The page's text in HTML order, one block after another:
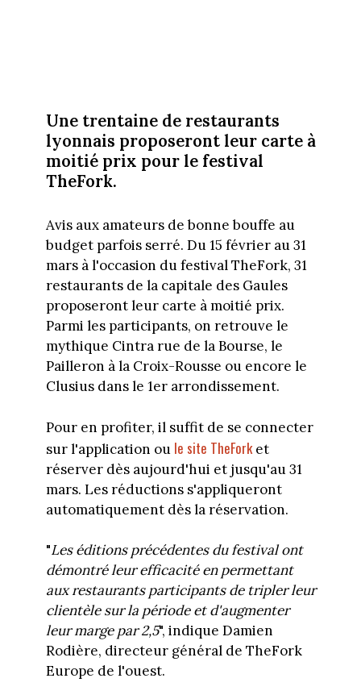
Une trentaine de restaurants
lyonnais proposeront leur carte à
moitié prix pour le festival
TheFork.
Avis aux amateurs de bonne bouffe au
budget parfois serré. Du 15 février au 31
mars à l'occasion du festival TheFork, 31
restaurants de la capitale des Gaules
proposeront leur carte à moitié prix.
Parmi les participants, on retrouve le
mythique Cintra rue de la Bourse, le
Pailleron à la Croix-Rousse ou encore le
Clusius dans le 1er arrondissement.
Pour en profiter, il suffit de se connecter
sur l'application ou le site TheForket
réserver dès aujourd'hui et jusqu'au 31
mars. Les réductions s'appliqueront
automatiquement dès la réservation.
"Les éditions précédentes du festival ont
démontré leur efficacité en permettant
aux restaurants participants de tripler leur
clientèle sur la période et d'augmenter
leur marge par 2,5", indique Damien
Rodière, directeur général de TheFork
Europe de l'ouest.